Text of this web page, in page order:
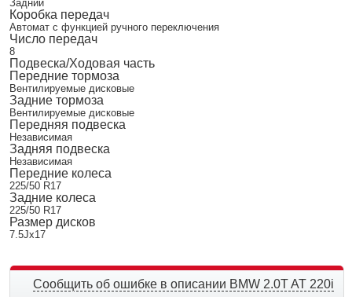
Задний
Коробка передач
Автомат с функцией ручного переключения
Число передач
8
Подвеска/Ходовая часть
Передние тормоза
Вентилируемые дисковые
Задние тормоза
Вентилируемые дисковые
Передняя подвеска
Независимая
Задняя подвеска
Независимая
Передние колеса
225/50 R17
Задние колеса
225/50 R17
Размер дисков
7.5Jx17
Сообщить об ошибке в описании BMW 2.0T AT 220i